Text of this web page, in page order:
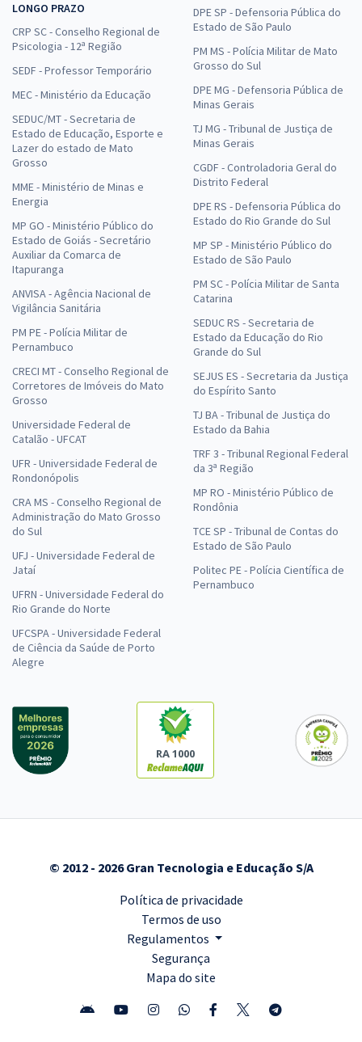
Comprar
LONGO PRAZO
CRP SC - Conselho Regional de
Psicologia - 12ª Região
SEDF - Professor Temporário
MEC - Ministério da Educação
SEDUC/MT - Secretaria de
Estado de Educação, Esporte e
Lazer do estado de Mato
Grosso
MME - Ministério de Minas e
Energia
MP GO - Ministério Público do
Estado de Goiás - Secretário
Auxiliar da Comarca de
Itapuranga
ANVISA - Agência Nacional de
Vigilância Sanitária
PM PE - Polícia Militar de
Pernambuco
CRECI MT - Conselho Regional de
Corretores de Imóveis do Mato
Grosso
Universidade Federal de
Catalão - UFCAT
UFR - Universidade Federal de
Rondonópolis
CRA MS - Conselho Regional de
Administração do Mato Grosso
do Sul
UFJ - Universidade Federal de
Jataí
UFRN - Universidade Federal do
Rio Grande do Norte
UFCSPA - Universidade Federal
de Ciência da Saúde de Porto
Alegre
DPE SP - Defensoria Pública do
Estado de São Paulo
PM MS - Polícia Militar de Mato
Grosso do Sul
DPE MG - Defensoria Pública de
Minas Gerais
TJ MG - Tribunal de Justiça de
Minas Gerais
CGDF - Controladoria Geral do
Distrito Federal
DPE RS - Defensoria Pública do
Estado do Rio Grande do Sul
MP SP - Ministério Público do
Estado de São Paulo
PM SC - Polícia Militar de Santa
Catarina
SEDUC RS - Secretaria de
Estado da Educação do Rio
Grande do Sul
SEJUS ES - Secretaria da Justiça
do Espírito Santo
TJ BA - Tribunal de Justiça do
Estado da Bahia
TRF 3 - Tribunal Regional Federal
da 3ª Região
MP RO - Ministério Público de
Rondônia
TCE SP - Tribunal de Contas do
Estado de São Paulo
Politec PE - Polícia Científica de
Pernambuco
RA 1000
© 2012 - 2026 Gran Tecnologia e Educação S/A
Política de privacidade
Termos de uso
Regulamentos
Segurança
Mapa do site